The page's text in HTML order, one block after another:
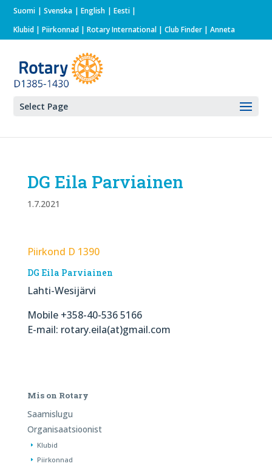
Suomi Svenska English
Eesti
Klubid |Piirkonnad |Rotary International | Club Finder | Anneta
Select Page
DG Eila Parviainen
1.7.2021
Piirkond D 1390
DG Eila Parviainen​
Lahti-Wesijärvi
Mobile +358-40-536 5166
E-mail: rotary.eila(at)gmail.com
Mis on Rotary
Saamislugu
Organisaatsioonist
Klubid
Piirkonnad